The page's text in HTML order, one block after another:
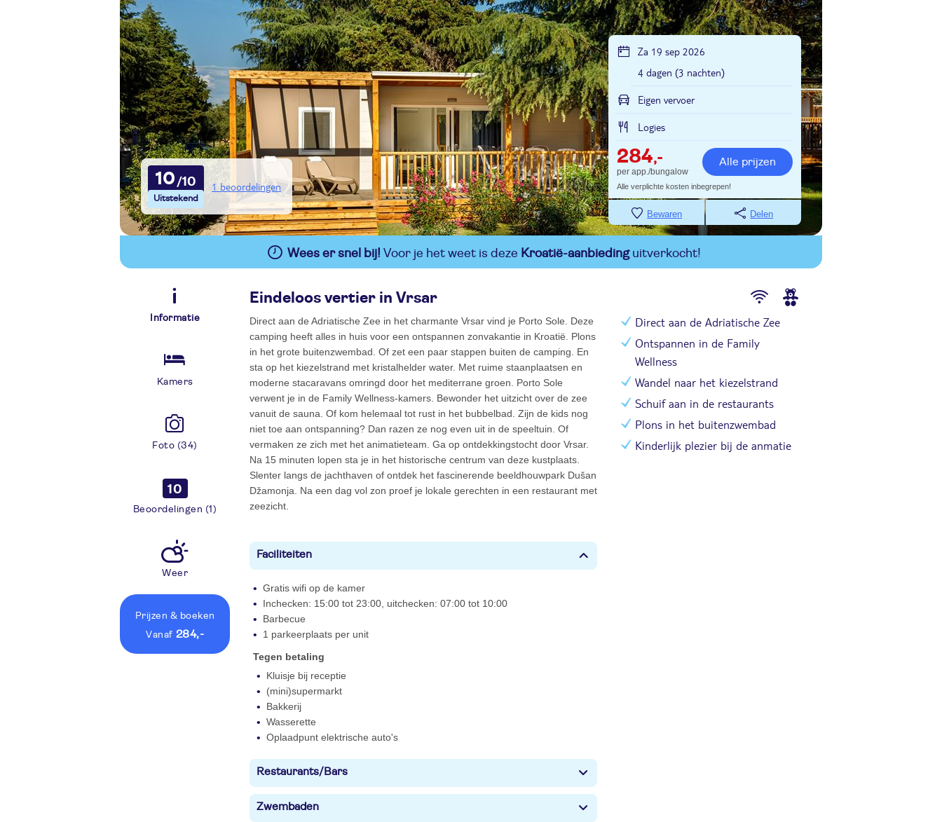
10 1 beoordelingen
Za 19 sep 2026
4 dagen (3 nachten)
Eigen vervoer
Logies
284,-
per app./bungalow
Alle prijzen
Alle verplichte kosten inbegrepen!
Bewaren Delen
Wees er snel bij! Voor je het weet is deze Kroatië-aanbiedinguitverkocht!
Informatie
Kamers
Foto (34)
10
Beoordelingen (1)
Weer
Prijzen & boeken
vanaf 284,-
Eindeloos vertier in Vrsar
Direct aan de Adriatische Zee in het charmante Vrsar vind je Porto Sole. Deze
camping heeft alles in huis voor een ontspannen zonvakantie in Kroatië. Plons
in het grote buitenzwembad. Of zet een paar stappen buiten de camping. En
sta op het kiezelstrand met kristalhelder water. Met ruime staanplaatsen en
moderne stacaravans omringd door het mediterrane groen. Porto Sole
verwent je in de Family Wellness-kamers. Bewonder het uitzicht over de zee
vanuit de sauna. Of kom helemaal tot rust in het bubbelbad. Zijn de kids nog
niet toe aan ontspanning? Dan razen ze nog even uit in de speeltuin. Of
vermaken ze zich met het animatieteam. Ga op ontdekkingstocht door Vrsar.
Na 15 minuten lopen sta je in het historische centrum van deze kustplaats.
Slenter langs de jachthaven of ontdek het fascinerende beeldhouwpark Dušan
Džamonja. Na een dag vol zon proef je lokale gerechten in een restaurant met
zeezicht.
Faciliteiten
Gratis wifi op de kamer
Inchecken: 15:00 tot 23:00, uitchecken: 07:00 tot 10:00
Barbecue
1 parkeerplaats per unit
Tegen betaling
Kluisje bij receptie
(mini)supermarkt
Bakkerij
Wasserette
Oplaadpunt elektrische auto's
Restaurants/Bars
Zwembaden
Direct aan de Adriatische Zee
Ontspannen in de Family
Wellness
Wandel naar het kiezelstrand
Schuif aan in de restaurants
Plons in het buitenzwembad
Kinderlijk plezier bij de anmatie